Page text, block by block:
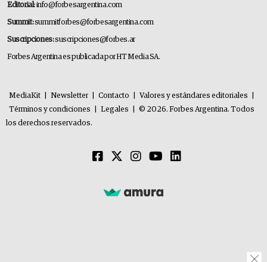
Editorial:info@forbesargentina.com
Summit:summitforbes@forbesargentina.com
Suscripciones:suscripciones@forbes.ar
Forbes Argentina es publicada por HT Media SA.
MediaKit Newsletter Contacto Valores y estándares editoriales
Términos y condiciones
Legales
© 2026. Forbes Argentina. Todos
los derechos reservados.